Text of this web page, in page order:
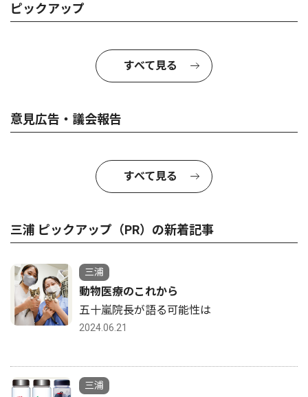
ピックアップ
すべて見る
意見広告・議会報告
すべて見る
三浦 ピックアップ（PR）の新着記事
三浦
動物医療のこれから
五十嵐院長が語る可能性は
2024.06.21
三浦